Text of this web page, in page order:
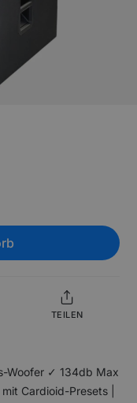
TEILEN
Woofer ✓ 134db Max
Cardioid-Presets |